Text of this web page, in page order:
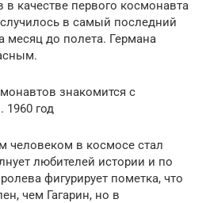
качестве первого космонавта
в самый последний
до полета. Германа
знакомится с
1960 год
человеком в космосе стал
любителей истории и по
фигурирует пометка, что
чем Гагарин, но в